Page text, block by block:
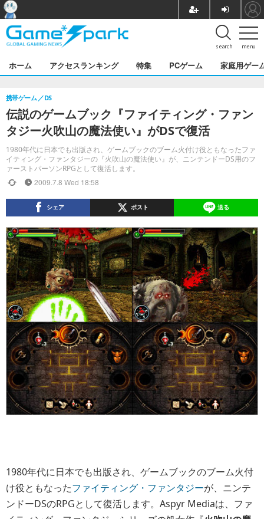
menu
search
ホーム アクセスランキング 特集 PCゲーム 家庭用ゲー
伝説のゲームブック『ファイティング・ファン
タジー火吹山の魔法使い』がDSで復活
1980年代に日本でも出版され、ゲームブックのブーム火付け役ともなったファ
イティング・ファンタジーの『火吹山の魔法使い』が、ニンテンドーDS用のフ
ァーストパーソンRPGとして復活します。
携帯ゲーム DS
2009.7.8 Wed 18:58
シェア ポスト 送る
1980年代に日本でも出版され、ゲームブックのブーム火付
け役ともなったファイティング・ファンタジーが、ニンテ
ンドーDSのRPGとして復活します。Aspyr Mediaは、ファ